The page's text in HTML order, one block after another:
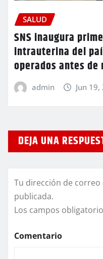
SALUD
SNS inaugura
intrauterina del
operados antes
admin Jun 19,
DEJA UNA
Tu dirección de
publicada.
Los campos
Comentario